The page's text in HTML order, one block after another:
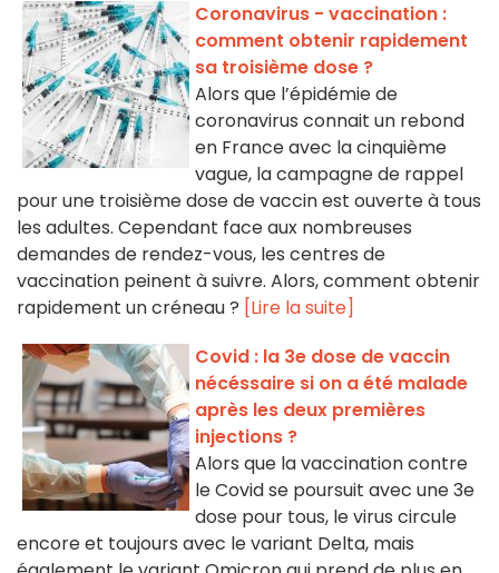
Coronavirus - vaccination :
comment obtenir rapidement
sa troisième dose ?
Alors que l’épidémie de
coronavirus connait un rebond
en France avec la cinquième
vague, la campagne de rappel
pour une troisième dose de vaccin est ouverte à tous
les adultes. Cependant face aux nombreuses
demandes de rendez-vous, les centres de
vaccination peinent à suivre. Alors, comment obtenir
rapidement un créneau ? [Lire la suite]
Covid : la 3e dose de vaccin
nécéssaire si on a été malade
après les deux premières
injections ?
Alors que la vaccination contre
le Covid se poursuit avec une 3e
dose pour tous, le virus circule
encore et toujours avec le variant Delta, mais